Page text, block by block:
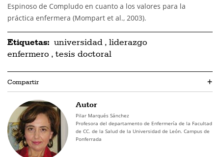
Espinoso de Compludo en cuanto a los valores para la
práctica enfermera (Mompart et al., 2003).
Etiquetas: universidad , liderazgo
enfermero , tesis doctoral
Compartir +
Autor
Pilar Marqués Sánchez
Profesora del departamento de Enfermería de la Facultad
de CC. de la Salud de la Universidad de León. Campus de
Ponferrada